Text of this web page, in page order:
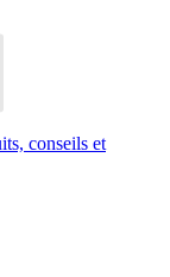
conseils et